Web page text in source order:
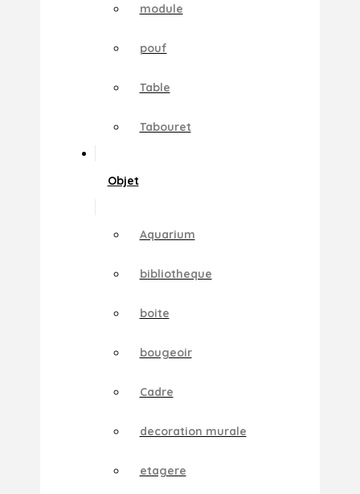
module
pouf
Table
Tabouret
Objet
Aquarium
bibliotheque
boite
bougeoir
Cadre
decoration murale
etagere